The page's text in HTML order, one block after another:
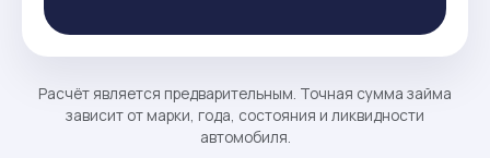
Расчёт является предварительным. Точная сумма займа
зависит от марки, года, состояния и ликвидности
автомобиля.